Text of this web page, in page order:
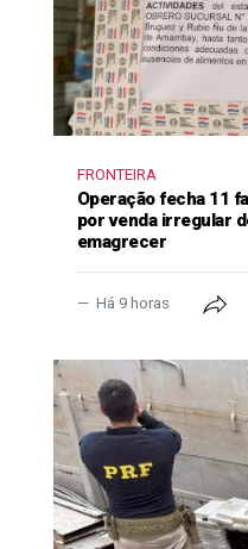
FRONTEIRA
Operação fecha 11
por venda irregular
emagrecer
Há 9 horas